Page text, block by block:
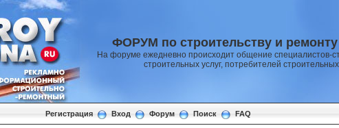
ФОРУМ по строительству и
На форуме ежедневно происходит общение специалистов-
строительных услуг, потребителей
Регистрация Вход Форум Поиск FAQ